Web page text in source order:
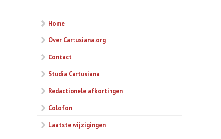
Home
Over Cartusiana.org
Contact
Studia Cartusiana
Redactionele afkortingen
Colofon
Laatste wijzigingen